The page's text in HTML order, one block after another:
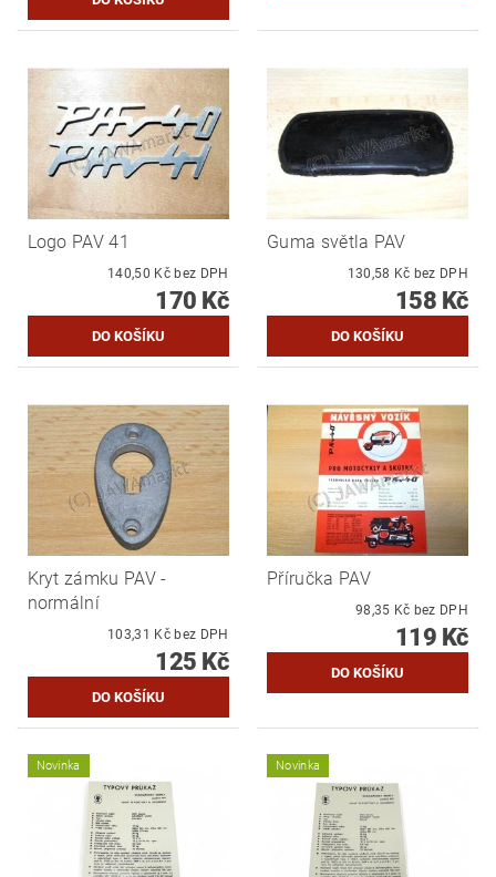
Logo PAV 41
140,50 Kč bez DPH
170 Kč
Guma světla PAV
130,58 Kč bez DPH
158 Kč
Kryt zámku PAV -
normální
103,31 Kč bez DPH
125 Kč
Příručka PAV
98,35 Kč bez DPH
119 Kč
Novinka Novinka